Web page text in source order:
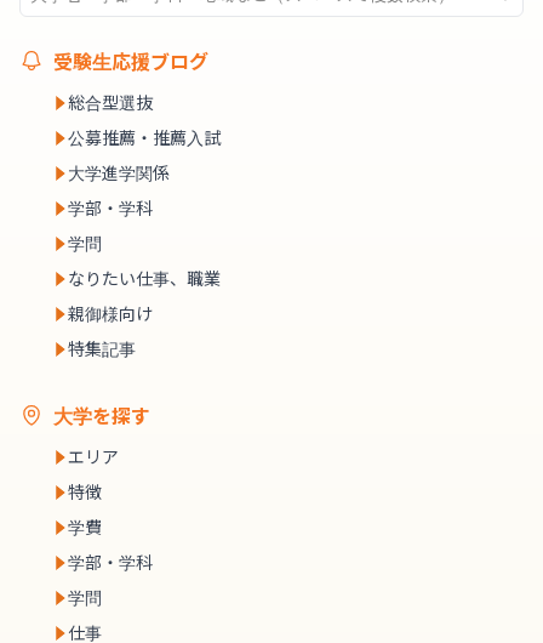
受験生応援ブログ
総合型選抜
公募推薦・推薦入試
大学進学関係
学部・学科
学問
なりたい仕事、職業
親御様向け
特集記事
大学を探す
エリア
特徴
学費
学部・学科
学問
仕事